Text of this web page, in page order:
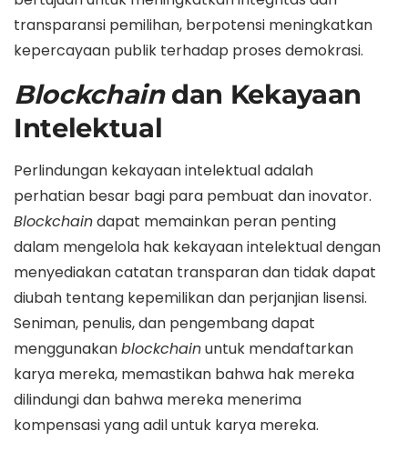
transparansi pemilihan, berpotensi meningkatkan
kepercayaan publik terhadap proses demokrasi.
Blockchaindan Kekayaan
Intelektual
Perlindungan kekayaan intelektual adalah
perhatian besar bagi para pembuat dan inovator.
Blockchaindapat memainkan peran penting
dalam mengelola hak kekayaan intelektual dengan
menyediakan catatan transparan dan tidak dapat
diubah tentang kepemilikan dan perjanjian lisensi.
Seniman, penulis, dan pengembang dapat
menggunakanblockchainuntuk mendaftarkan
karya mereka, memastikan bahwa hak mereka
dilindungi dan bahwa mereka menerima
kompensasi yang adil untuk karya mereka.